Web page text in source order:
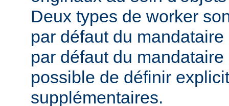
Deux types de worker
par défaut du
par défaut du
possible de définir
supplémentaires.